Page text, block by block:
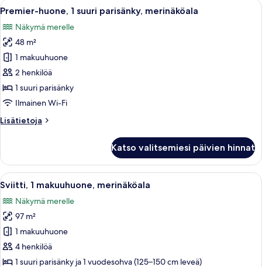
parisänky,
Avaa
kaikki
huonetyypin
Premier-
huone,
1
suuri
parisänky,
kuvat
Hotellihuone, jossa on suuri sänky,
6
Premier-huone, 1 suuri parisänky, merinäköala
Näkymä merelle
48 m²
1 makuuhuone
2 henkilöä
1 suuri parisänky
Ilmainen Wi-Fi
Lisätietoja
Lisätietoja
1
suuri
parisänky,
Katso valitsemiesi päivien hinnat
Avaa
kaikki
huonetyypin
Sviitti,
makuuhuone,
merinäköala
Moderni olohuone, jossa on suuri
6
Sviitti, 1 makuuhuone, merinäköala
Näkymä merelle
97 m²
1 makuuhuone
4 henkilöä
1 suuri parisänky ja 1 vuodesohva (125–150 cm leveä)